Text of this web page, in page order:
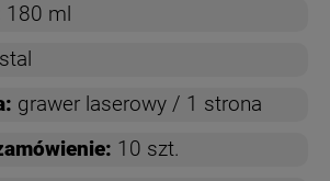
180 ml
stal
grawer laserowy / 1 strona
10 szt.